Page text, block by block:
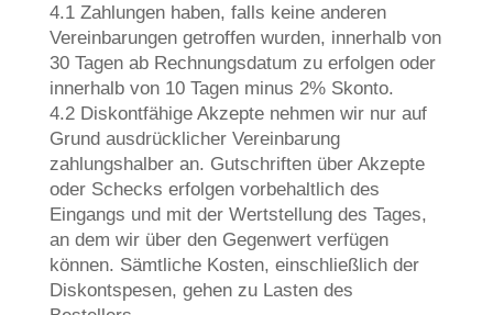
4.1 Zahlungen haben, falls keine anderen
Vereinbarungen getroffen wurden, innerhalb von
30 Tagen ab Rechnungsdatum zu erfolgen oder
innerhalb von 10 Tagen minus 2% Skonto.
4.2 Diskontfähige Akzepte nehmen wir nur auf
Grund ausdrücklicher Vereinbarung
zahlungshalber an. Gutschriften über Akzepte
oder Schecks erfolgen vorbehaltlich des
Eingangs und mit der Wertstellung des Tages,
an dem wir über den Gegenwert verfügen
können. Sämtliche Kosten, einschließlich der
Diskontspesen, gehen zu Lasten des